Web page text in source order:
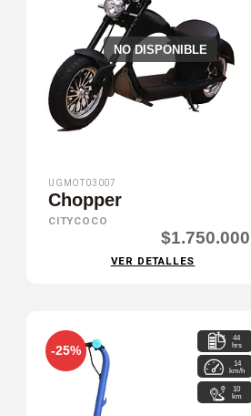
NO DISPONIBLE
UGMOT03007
Chopper
CITYCOCO
$1.750.000
VER DETALLES
-25%
44
hrs
14
km/h
10
km